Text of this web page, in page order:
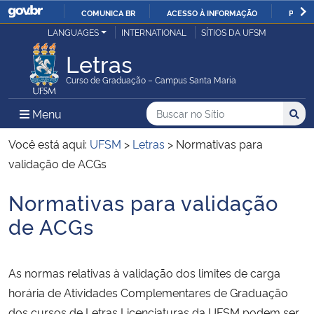
IR
COMUNICA BR ACESSO À INFORMAÇÃO
Ministério da Justiça e Segurança Pública
Ministério da Defesa
Ministério das Relações Exteriores
Ministério da Infraestrutura
Ministério da Educação
LANGUAGES INTERNATIONAL SÍTIOS DA UFSM
Letras
Curso de Graduação – Campus Santa Maria
Menu Menu Principal do Sítio
Busca
Buscar no no Sítio
Busca:
Você está aqui: UFSM > Letras > Normativas para
validação de ACGs
Início do conteúdo
Normativas para validação
de ACGs
As normas relativas à validação dos limites de carga
horária de Atividades Complementares de Graduação